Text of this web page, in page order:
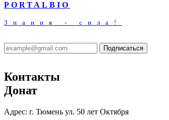
PORTALBIO
Знания - сила!
Подписаться
Контакты
Донат
Адрес: г. Тюмень ул. 50 лет Октября